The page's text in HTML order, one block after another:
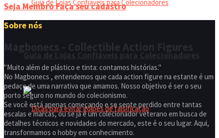
Seja MembroFaça seu cadastro
Sobre nós
"Muito além de plástico e tinta: contamos histórias."
No Magbonecs , entendemos que cada action figure na estante é um
pedaço de uma narrativa que amamos. Nosso objetivo é ser o seu
porto seguro no mundo do colecionismo.
Se você está apenas começando e se sente perdido entre tantas
escalas e marcas, ou se já é um colecionador veterano em busca de
detalhes técnicos e novidades do mercado, este é o seu lugar. Aqui,
transformamos o hobby em conhecimento.